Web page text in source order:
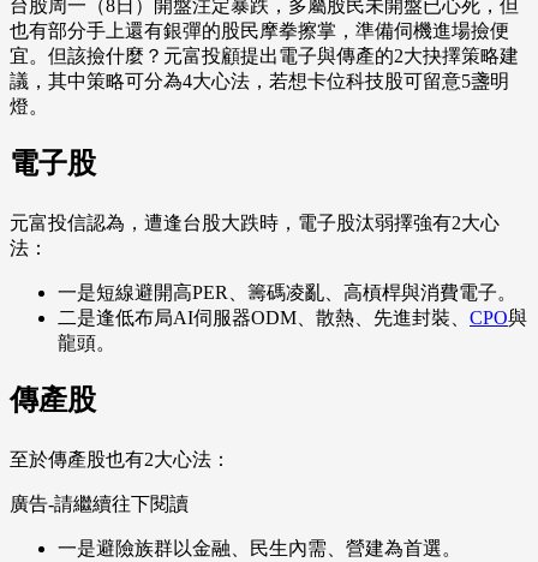
台股周一（8日）開盤注定暴跌，多屬股民未開盤已心死，但
也有部分手上還有銀彈的股民摩拳擦掌，準備伺機進場撿便
宜。但該撿什麼？元富投顧提出電子與傳產的2大抉擇策略建
議，其中策略可分為4大心法，若想卡位科技股可留意5盞明
燈。
電子股
元富投信認為，遭逢台股大跌時，電子股汰弱擇強有2大心
法：
一是短線避開高PER、籌碼凌亂、高槓桿與消費電子。
二是逢低布局AI伺服器ODM、散熱、先進封裝、 CPO與
龍頭。
傳產股
至於傳產股也有2大心法：
廣告-請繼續往下閱讀
一是避險族群以金融、民生內需、營建為首選。